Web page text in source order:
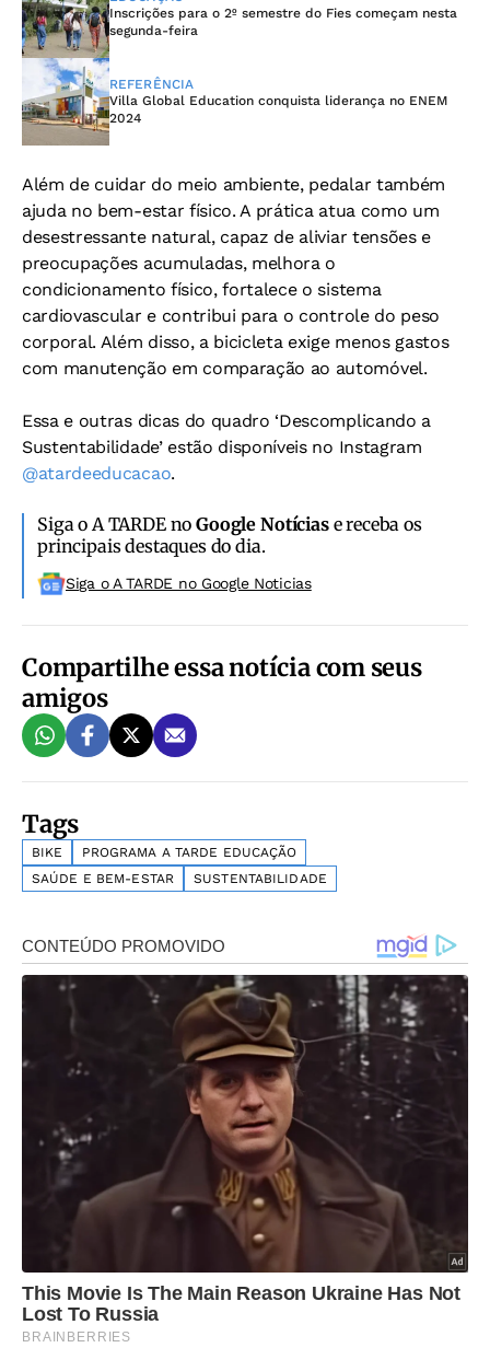
Inscrições para o 2º semestre do Fies começam nesta
segunda-feira
REFERÊNCIA
Villa Global Education conquista liderança no ENEM
2024
Além de cuidar do meio ambiente, pedalar também
ajuda no bem-estar físico. A prática atua como um
desestressante natural, capaz de aliviar tensões e
preocupações acumuladas, melhora o
condicionamento físico, fortalece o sistema
cardiovascular e contribui para o controle do peso
corporal. Além disso, a bicicleta exige menos gastos
com manutenção em comparação ao automóvel.
Essa e outras dicas do quadro ‘Descomplicando a
Sustentabilidade’ estão disponíveis no Instagram
@atardeeducacao.
Siga o A TARDE noGoogle Notíciase receba os
principais destaques do dia.
Siga o A TARDE no Google Noticias
Compartilhe essa notícia com seus
amigos
Tags
BIKE
PROGRAMA A TARDE EDUCAÇÃO
SAÚDE E BEM-ESTAR
SUSTENTABILIDADE